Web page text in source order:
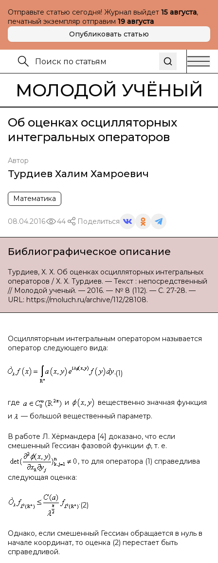
Отправьте статью сегодня! Журнал выйдет 15 августа,
печатный экземпляр отправим 19 августа
Опубликовать статью
МОЛОДОЙ УЧЁНЫЙ
Об оценках осцилляторных
интегральных операторов
Автор
Турдиев Халим Хамроевич
Математика
08.04.2016 44 Поделиться
Библиографическое описание
Турдиев, Х. Х. Об оценках осцилляторных интегральных
операторов / Х. Х. Турдиев. — Текст : непосредственный
// Молодой ученый. — 2016. — № 8 (112). — С. 27-28. —
URL: https://moluch.ru/archive/112/28108.
Осцилляторным интегральным оператором называется
оператор следующего вида:
(1)
где и
вещественно значная функция
и
— большой вещественный параметр.
В работе Л. Хёрмандера [4] доказано, что если
смешенный Гессиан фазовой функции ф, т. е.
, то для оператора (1) справедлива
следующая оценка:
(2)
Однако, если смешенный Гессиан обращается в нуль в
начале координат, то оценка (2) перестает быть
справедливой.